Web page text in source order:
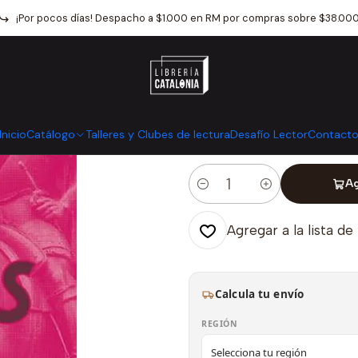
InicioCatálogo Talleres y Clubes de lecturaDesafío LectorContacto
¡Por pocos días! Despacho a $1.000 en RM por compras sobre $38.000
Inicio Catálogo Narrativa Literatura Lgbt+ Yeguas Sueltas
|
Yeguas Sueltas
Mostrar stock de
Cantidad
Agregar a la lista
Calcula tu envío
REGIÓN